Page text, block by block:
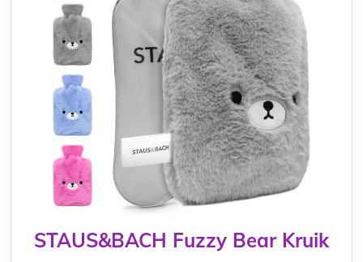
STAUS&BACH Fuzzy Bear Kruik